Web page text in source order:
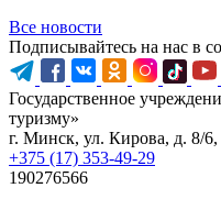
Все новости
Подписывайтесь на нас в
Государственное
туризму»
г. Минск, ул. Кирова, д. 8/6,
+375 (17) 353-49-29
190276566